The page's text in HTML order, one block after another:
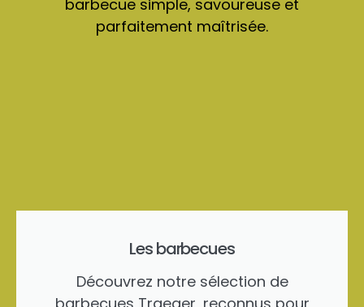
barbecue simple, savoureuse et
parfaitement maîtrisée.
Les barbecues
Découvrez notre sélection de